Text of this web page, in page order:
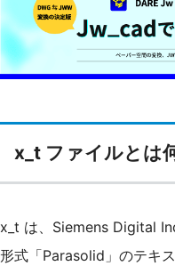
x_t ファイルとは
x_t は、Siemens Digital
形式「Parasolid」のテキ